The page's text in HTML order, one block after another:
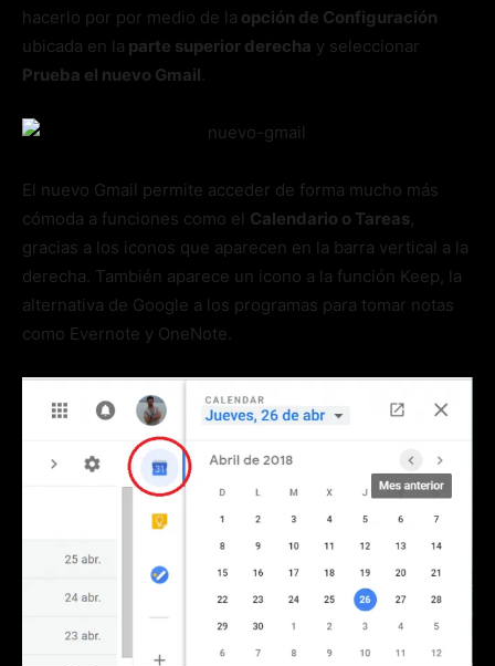
hacerlo por por medio de la opción de Configuración
ubicada en la parte superior derecha y seleccionar
Prueba el nuevo Gmail
El nuevo Gmail permite acceder de forma mucho más
cómoda a funciones como el Calendario o Tareas
gracias a los iconos que aparecen en la barra vertical a la
derecha. También aparece un icono a la función Keep, la
alternativa de Google a los programas para tomar notas
como Evernote y OneNote.